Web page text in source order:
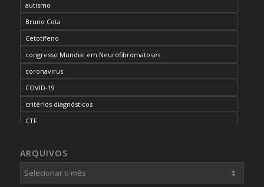
autismo
Bruno Cota
Cetotifeno
congresso Mundial em Neurofibromatoses
coronavirus
COVID-19
critérios diagnósticos
CTF
desordem do processamento auditivo
diagnóstico
ARQUIVOS